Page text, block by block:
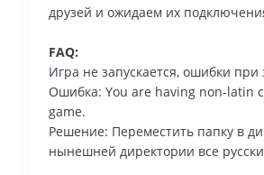
друзей и ожидаем их
FAQ:
Игра не запускается, ошибки при
Ошибка: You are having non-latin
game.
Решение: Переместить папку в
нынешней директории все